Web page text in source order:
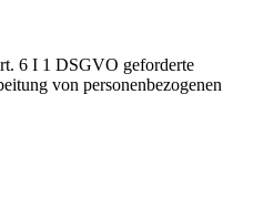
6 I 1 DSGVO geforderte
von personenbezogenen